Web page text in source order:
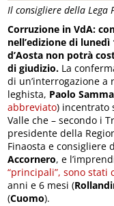
Il consigliere della Lega
Corruzione in VdA:
nell’edizione di
d’Aosta non potrà
di giudizio. La
di un’interrogazione
leghista, Paolo
abbreviato) incentrato
Valle che – secondo i
presidente della
Finaosta e consigliere
Accornero, e
“principali”, sono stati
anni e 6 mesi (
(Cuomo).